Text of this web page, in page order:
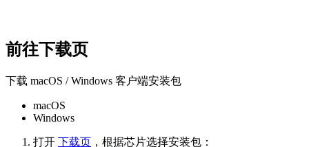
前往下载页
下载 macOS / Windows 客户端安装包
macOS
Windows
打开 下载页 ，根据芯片选择安装包：